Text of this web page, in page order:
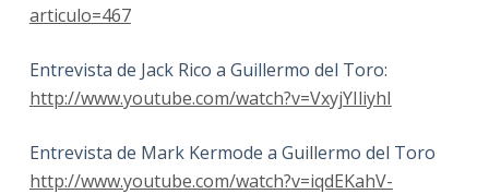
articulo=467
Entrevista de Jack Rico a Guillermo del Toro:
http://www.youtube.com/watch?v=VxyjYIliyhI
Entrevista de Mark Kermode a Guillermo del Toro
http://www.youtube.com/watch?v=iqdEKahV-